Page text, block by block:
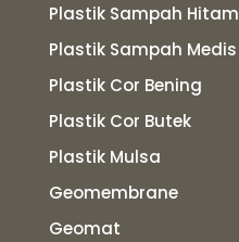
Plastik Sampah Hitam
Plastik Sampah Medis
Plastik Cor Bening
Plastik Cor Butek
Plastik Mulsa
Geomembrane
Geomat